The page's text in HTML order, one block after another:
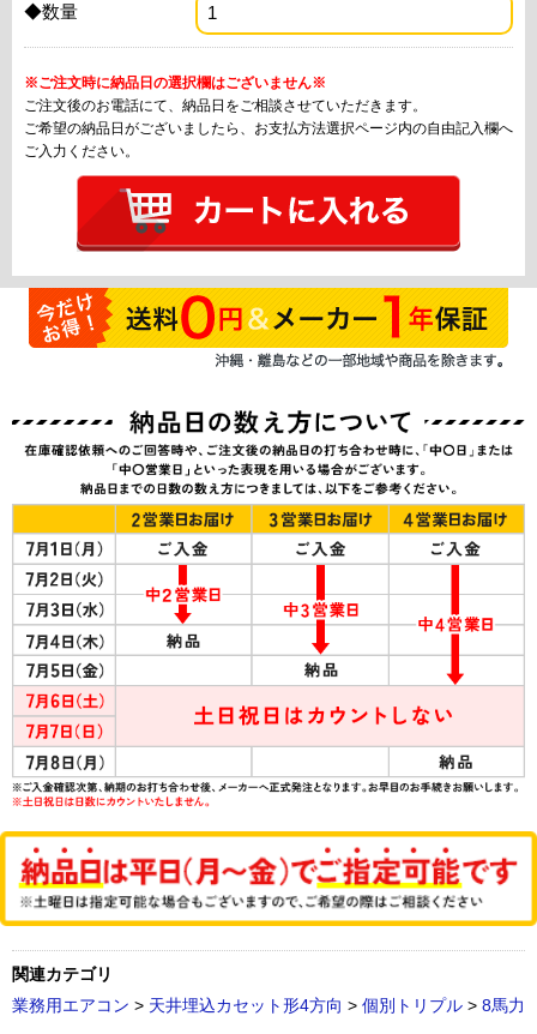
◆数量
※ご注文時に納品日の選択欄はございません※
ご注文後のお電話にて、納品日をご相談させていただきます。
ご希望の納品日がございましたら、お支払方法選択ページ内の自由記入欄へ
ご入力ください。
関連カテゴリ
業務用エアコン > 天井埋込カセット形4方向 > 個別トリプル > 8馬力